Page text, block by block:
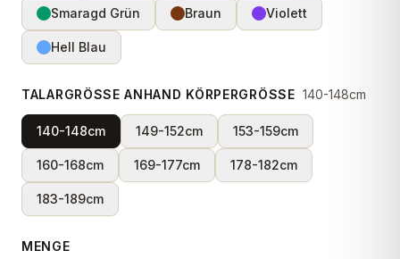
Smaragd Grün Braun Violett
Hell Blau
TALARGRÖSSE ANHAND KÖRPERGRÖSSE 140-148cm
140-148cm 149-152cm 153-159cm
160-168cm 169-177cm 178-182cm
183-189cm
MENGE